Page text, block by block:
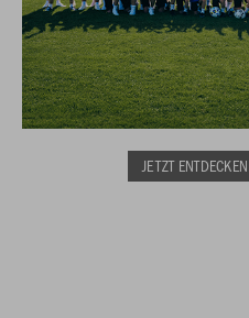
JETZT ENTDECKEN